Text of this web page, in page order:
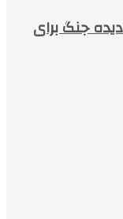
جنگ برای